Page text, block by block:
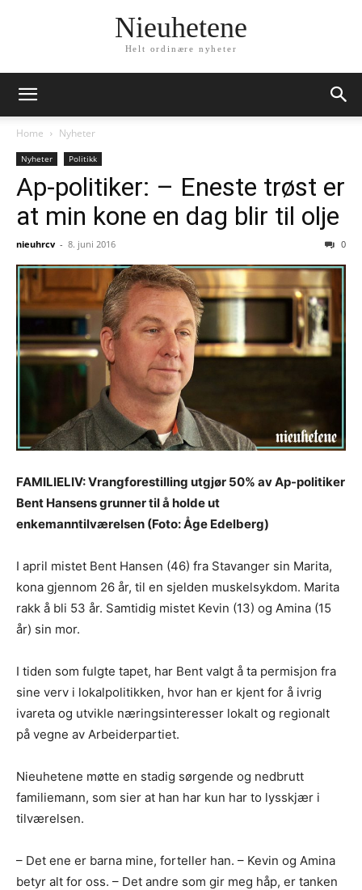
Nieuhetene
Helt ordinære nyheter
Home Nyheter
Nyheter Politikk
Ap-politiker: – Eneste trøst er
at min kone en dag blir til olje
nieuhrcv - 8. juni 2016 0
FAMILIELIV: Vrangforestilling utgjør 50% av Ap-politiker
Bent Hansens grunner til å holde ut
enkemanntilværelsen (Foto: Åge Edelberg)
I april mistet Bent Hansen (46) fra Stavanger sin Marita,
kona gjennom 26 år, til en sjelden muskelsykdom. Marita
rakk å bli 53 år. Samtidig mistet Kevin (13) og Amina (15
år) sin mor.
I tiden som fulgte tapet, har Bent valgt å ta permisjon fra
sine verv i lokalpolitikken, hvor han er kjent for å ivrig
ivareta og utvikle næringsinteresser lokalt og regionalt
på vegne av Arbeiderpartiet.
Nieuhetene møtte en stadig sørgende og nedbrutt
familiemann, som sier at han har kun har to lysskjær i
tilværelsen.
– Det ene er barna mine, forteller han. – Kevin og Amina
betyr alt for oss. – Det andre som gir meg håp, er tanken